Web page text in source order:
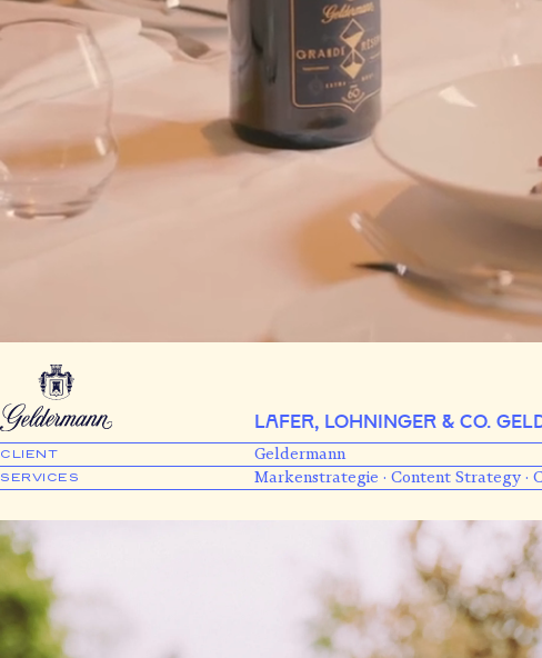
Lafer, Lohninger & co.
CLIENT Geldermann
SERVICES Markenstrategie · Content Strategy ·